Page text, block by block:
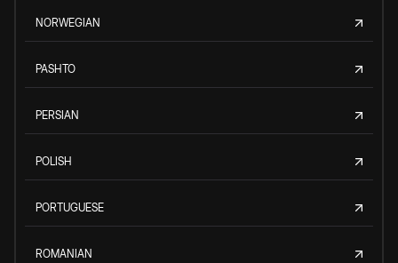
NORWEGIAN
PASHTO
PERSIAN
POLISH
PORTUGUESE
ROMANIAN